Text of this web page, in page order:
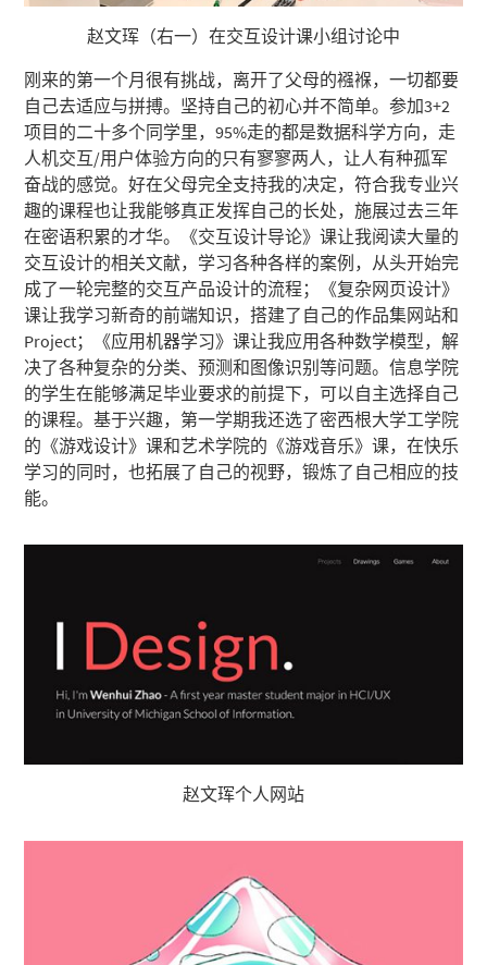
赵文珲（右一）在交互设计课小组讨论中
刚来的第一个月很有挑战，离开了父母的襁褓，一切都要
自己去适应与拼搏。坚持自己的初心并不简单。参加3+2
项目的二十多个同学里，95%走的都是数据科学方向，走
人机交互/用户体验方向的只有寥寥两人，让人有种孤军
奋战的感觉。好在父母完全支持我的决定，符合我专业兴
趣的课程也让我能够真正发挥自己的长处，施展过去三年
在密语积累的才华。《交互设计导论》课让我阅读大量的
交互设计的相关文献，学习各种各样的案例，从头开始完
成了一轮完整的交互产品设计的流程；《复杂网页设计》
课让我学习新奇的前端知识，搭建了自己的作品集网站和
Project；《应用机器学习》课让我应用各种数学模型，解
决了各种复杂的分类、预测和图像识别等问题。信息学院
的学生在能够满足毕业要求的前提下，可以自主选择自己
的课程。基于兴趣，第一学期我还选了密西根大学工学院
的《游戏设计》课和艺术学院的《游戏音乐》课，在快乐
学习的同时，也拓展了自己的视野，锻炼了自己相应的技
能。
赵文珲个人网站